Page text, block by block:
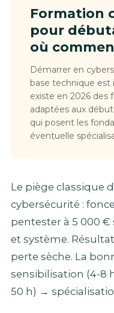
Formation
pour
où
Démarrer en
base technique est
existe en 2026
adaptées aux
qui posent les
éventuelle
Le piège classique
cybersécurité :
pentester à 5 000 €
et système.
perte sèche. La
sensibilisation (4-8
50 h) →